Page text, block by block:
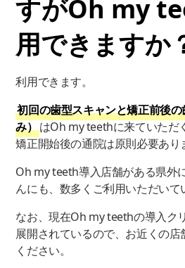
すがOh my
用できますか
利用できます。
初回の歯型スキャンと矯正前後
み）はOh my teethに来ていただ
矯正開始後の通院は原則必要あり
Oh my teeth導入店舗がある県外
んにも、数多くご利用いただいて
なお、現在Oh my teethの導入ク
展開されているので、お近くの
ください。